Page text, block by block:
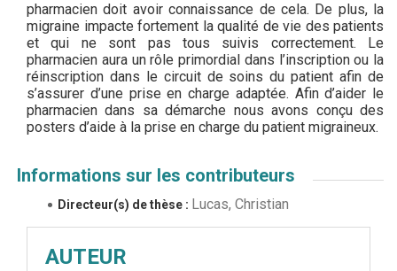
pharmacien doit avoir connaissance de cela. De plus, la
migraine impacte fortement la qualité de vie des patients
et qui ne sont pas tous suivis correctement. Le
pharmacien aura un rôle primordial dans l’inscription ou la
réinscription dans le circuit de soins du patient afin de
s’assurer d’une prise en charge adaptée. Afin d’aider le
pharmacien dans sa démarche nous avons conçu des
posters d’aide à la prise en charge du patient migraineux.
Informations sur les contributeurs
Directeur(s) de thèse : Lucas, Christian
AUTEUR